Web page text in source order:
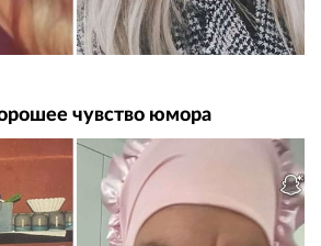
чувство юмора